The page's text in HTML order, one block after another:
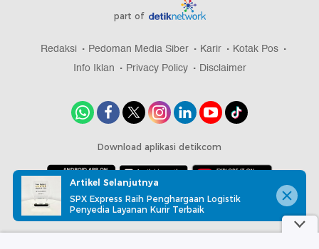
part of
Redaksi Pedoman Media Siber Karir
Kotak Pos
Info Iklan
Privacy Policy Disclaimer
Download aplikasi detikcom
Copyright @ 2026 detikcom, All right reserved
Artikel Selanjutnya
SPX Express Raih Penghargaan Logistik
Penyedia Layanan Kurir Terbaik